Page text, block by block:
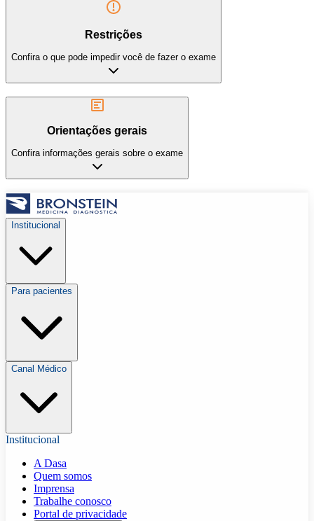
Restrições
Confira o que pode impedir você de fazer o exame
Orientações gerais
Confira informações gerais sobre o exame
Institucional
Para pacientes
Canal Médico
Institucional
A Dasa
Quem somos
Imprensa
Trabalhe conosco
Portal de privacidade